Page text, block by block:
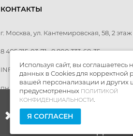
МЫ ПЕРЕЕЗЖАЕМ! С
БУДЕТ РАБОТАТЬ ПО
ПОДРОБНАЯ
КОНТАКТЫ
г. Москва, ул. Кантемировская, 58, 2 этаж
8 495 215-03-718 800 333-68-35
INFO@MTR-RUSSIA.RU
пн - пт: 10:00 — 20:00 ,сб - вс: 10:00 —
Используя сайт, вы соглашаетесь
данных в Cookies для корректной
вашей персонализации и других
предусмотренных ПОЛИТИКОЙ
КОНФИДЕНЦИАЛЬНОСТИ
Я СОГЛАСЕН
MTR-Russia.ru © 2010 - 2026